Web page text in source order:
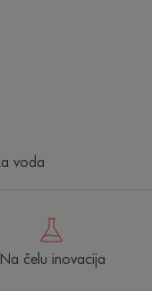
voda
Na čelu inovacija